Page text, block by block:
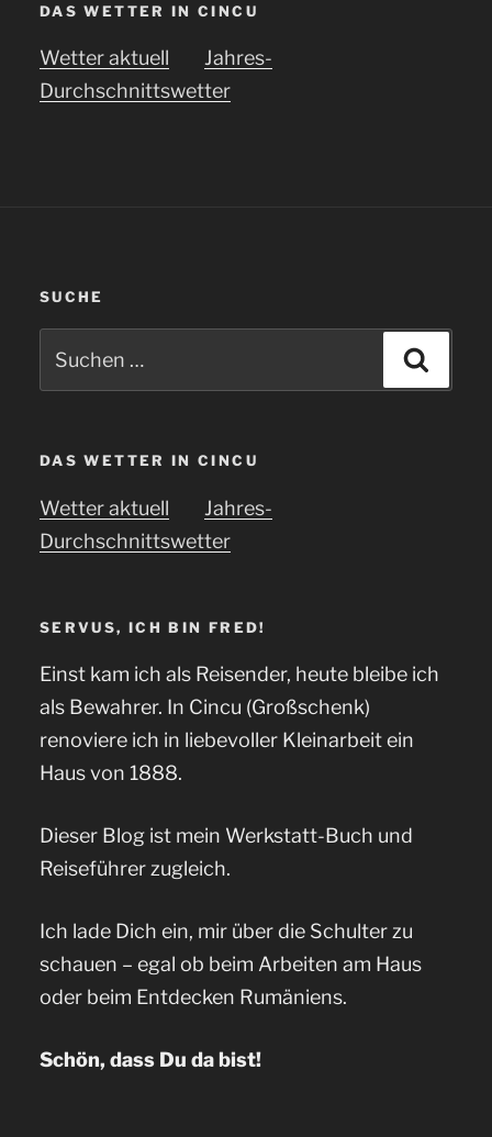
DAS WETTER IN CINCU
Wetter aktuell
Jahres-
Durchschnittswetter
SUCHE
DAS WETTER IN CINCU
Wetter aktuell
Jahres-
Durchschnittswetter
SERVUS, ICH BIN FRED!
Einst kam ich als Reisender, heute bleibe ich
als Bewahrer. In Cincu (Großschenk)
renoviere ich in liebevoller Kleinarbeit ein
Haus von 1888.
Dieser Blog ist mein Werkstatt-Buch und
Reiseführer zugleich.
Ich lade Dich ein, mir über die Schulter zu
schauen – egal ob beim Arbeiten am Haus
oder beim Entdecken Rumäniens.
Schön, dass Du da bist!